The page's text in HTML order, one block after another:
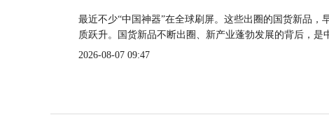
最近不少“中国神器”在全球刷屏。这些出圈的国货新品
质跃升。国货新品不断出圈、新产业蓬勃发展的背后，是
2026-08-07 09:47